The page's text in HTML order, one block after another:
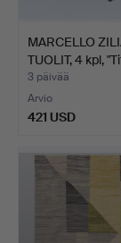
MARCELLO
TUOLIT, 4 kpl,
3 päivää
Arvio
421 USD